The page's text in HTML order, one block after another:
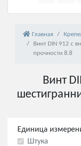
Главная
Винт DIN 912 с
прочности 8.8
Винт
Единица
Штука